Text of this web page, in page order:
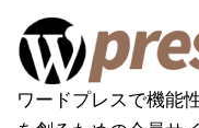
ワードプレスで機能